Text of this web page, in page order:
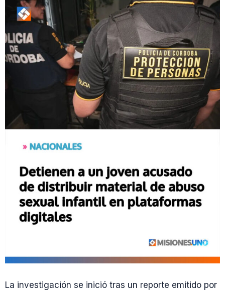
La investigación se inició tras un reporte emitido por